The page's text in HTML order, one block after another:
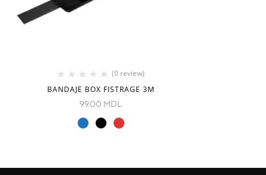
(0 review)
BANDAJE BOX FISTRAGE 3M
99.00 MDL